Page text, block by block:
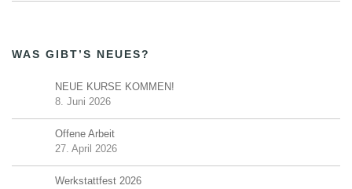
WAS GIBT’S NEUES?
NEUE KURSE KOMMEN!
8. Juni 2026
Offene Arbeit
27. April 2026
Werkstattfest 2026